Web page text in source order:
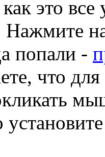
это
Нажмите
попали -
что